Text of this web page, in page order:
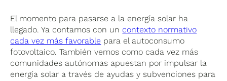
El momento para pasarse a la energía solar ha
llegado. Ya contamos con un contexto normativo
cada vez más favorable para el autoconsumo
fotovoltaico. También vemos como cada vez más
comunidades autónomas apuestan por impulsar la
energía solar a través de ayudas y subvenciones para